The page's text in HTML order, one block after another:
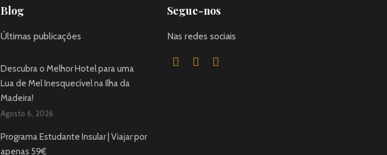
Blog
Últimas publicações
Descubra o Melhor Hotel para uma
Lua de Mel Inesquecível na Ilha da
Madeira!
Agosto 6, 2026
Programa Estudante Insular | Viajar por
apenas 59€
Segue-nos
Nas redes sociais